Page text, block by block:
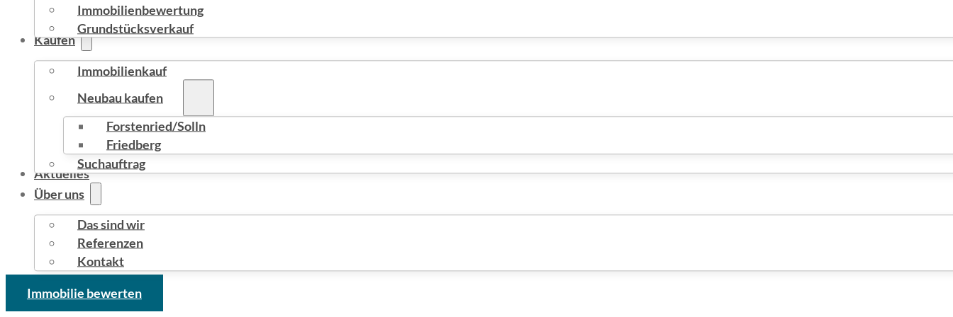
Immobilienbewertung
Grundstücksverkauf
Kaufen
Immobilienkauf
Neubau kaufen
Forstenried/Solln
Friedberg
Suchauftrag
Aktuelles
Über uns
Das sind wir
Referenzen
Kontakt
Immobilie bewerten